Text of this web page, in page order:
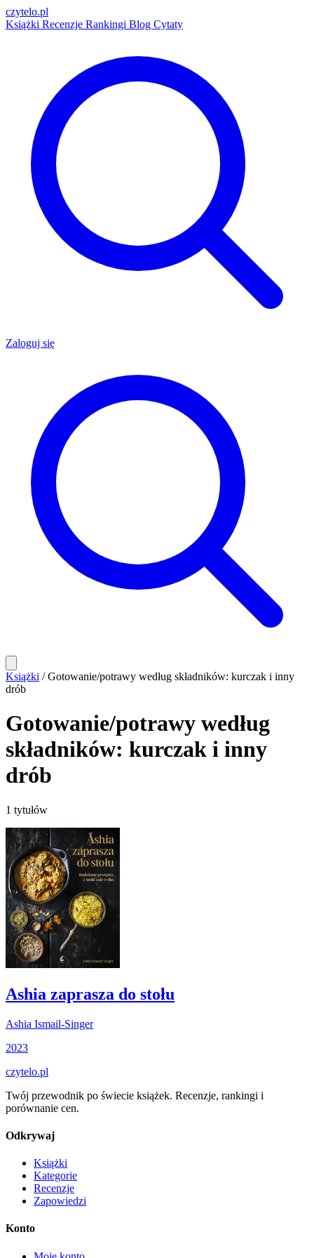
czytelo.pl
Książki Recenzje Rankingi Blog Cytaty
Zaloguj się
Książki / Gotowanie/potrawy według składników: kurczak i inny
drób
Gotowanie/potrawy według
składników: kurczak i inny
drób
1 tytułów
Ashia zaprasza do stołu
Ashia Ismail-Singer
2023
czytelo.pl
Twój przewodnik po świecie książek. Recenzje, rankingi i
porównanie cen.
Odkrywaj
Książki
Kategorie
Recenzje
Zapowiedzi
Konto